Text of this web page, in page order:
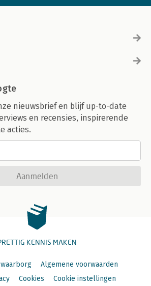
nieuwsbrief en blijf up-to-date
en recensies, inspirerende
acties.
Aanmelden
KENNIS MAKEN
Algemene voorwaarden
Cookies Cookie instellingen